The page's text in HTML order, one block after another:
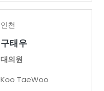
인천
구태우
대의원
Koo TaeWoo